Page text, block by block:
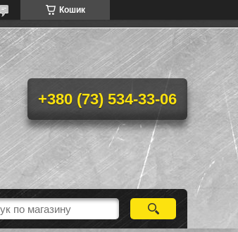
Кошик
+380 (73) 534-33-06